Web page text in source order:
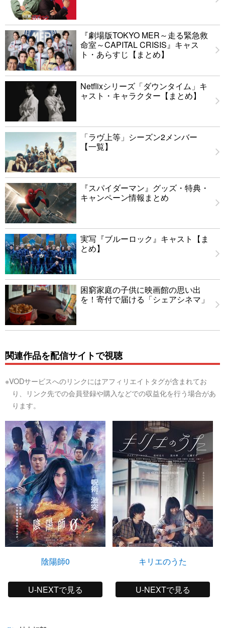
『劇場版TOKYO MER～走る緊急救
命室～CAPITAL CRISIS』キャス
ト・あらすじ【まとめ】
Netflixシリーズ「ダウンタイム」キ
ャスト・キャラクター【まとめ】
「ラヴ上等」シーズン2メンバー
【一覧】
『スパイダーマン』グッズ・特典・
キャンペーン情報まとめ
実写『ブルーロック』キャスト【ま
とめ】
困窮家庭の子供に映画館の思い出
を！寄付で届ける「シェアシネマ」
関連作品を配信サイトで視聴
※VODサービスへのリンクにはアフィリエイトタグが含まれてお
り、リンク先での会員登録や購入などでの収益化を行う場合があ
ります。
陰陽師0
U-NEXTで見る
キリエのうた
U-NEXTで見る